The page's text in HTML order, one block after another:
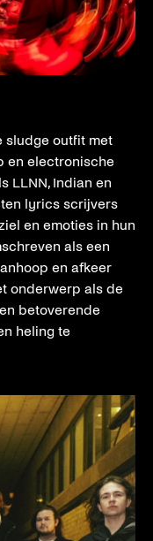
sludge outfit met
en electronische
LLNN, Indian en
lyrics scrijvers
en emoties in hun
als een
en afkeer
onderwerp als de
betoverende
heling te